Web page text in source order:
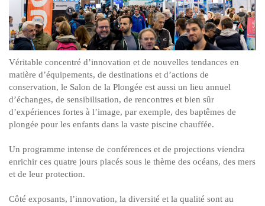
Véritable concentré d’innovation et de nouvelles tendances en
matière d’équipements, de destinations et d’actions de
conservation, le Salon de la Plongée est aussi un lieu annuel
d’échanges, de sensibilisation, de rencontres et bien sûr
d’expériences fortes à l’image, par exemple, des baptêmes de
plongée pour les enfants dans la vaste piscine chauffée.
Un programme intense de conférences et de projections viendra
enrichir ces quatre jours placés sous le thème des océans, des mers
et de leur protection.
Côté exposants, l’innovation, la diversité et la qualité sont au